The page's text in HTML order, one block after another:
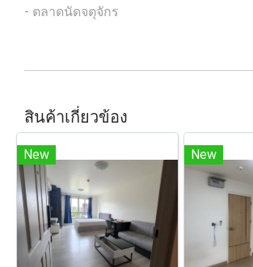
- ตลาดนัดจตุจักร
สินค้าเกี่ยวข้อง
New New